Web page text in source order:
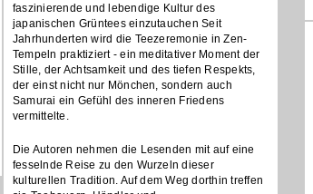
faszinierende und lebendige Kultur des
japanischen Grüntees einzutauchen Seit
Jahrhunderten wird die Teezeremonie in Zen-
Tempeln praktiziert - ein meditativer Moment der
Stille, der Achtsamkeit und des tiefen Respekts,
der einst nicht nur Mönchen, sondern auch
Samurai ein Gefühl des inneren Friedens
vermittelte.
Die Autoren nehmen die Lesenden mit auf eine
fesselnde Reise zu den Wurzeln dieser
kulturellen Tradition. Auf dem Weg dorthin treffen